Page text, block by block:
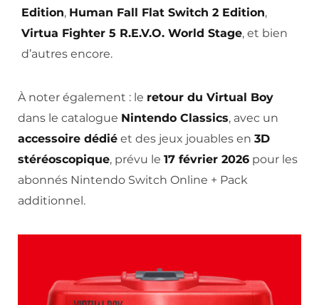
Edition, Human Fall Flat Switch 2 Edition,
Virtua Fighter 5 R.E.V.O. World Stage, et bien
d’autres encore.
À noter également : le retour du Virtual Boy
dans le catalogue Nintendo Classics, avec un
accessoire dédié et des jeux jouables en 3D
stéréoscopique, prévu le 17 février 2026 pour les
abonnés Nintendo Switch Online + Pack
additionnel.